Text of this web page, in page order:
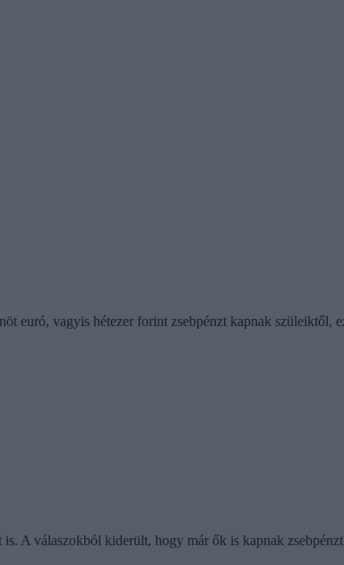
euró, vagyis hétezer forint zsebpénzt kapnak szüleiktől,
A válaszokból kiderült, hogy már ők is kapnak